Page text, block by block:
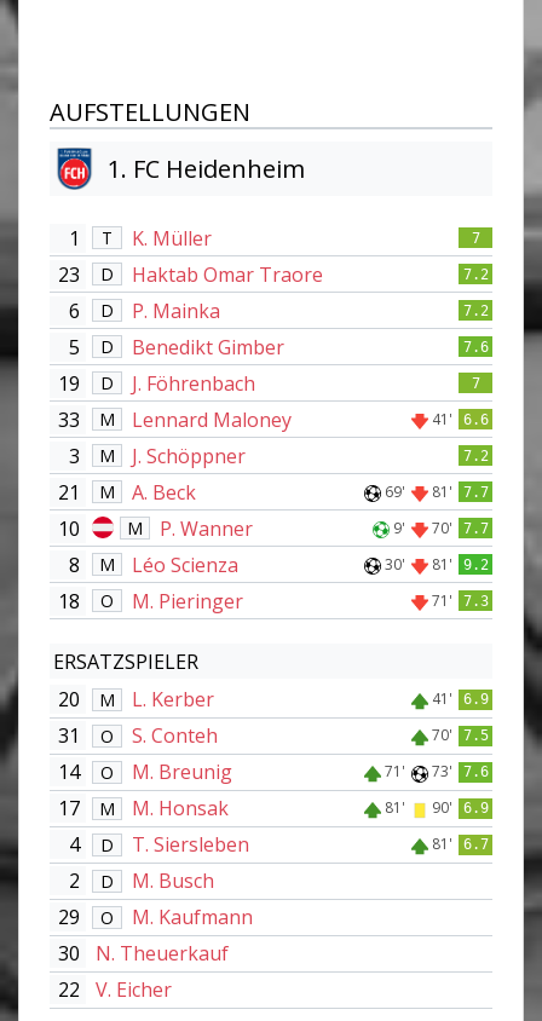
AUFSTELLUNGEN
1. FC Heidenheim
1 T K. Müller 7
23 D Haktab Omar Traore 7.2
6 D P. Mainka 7.2
5 D Benedikt Gimber 7.6
19 D J. Föhrenbach 7
33 M Lennard Maloney 41' 6.6
3 M J. Schöppner 7.2
21 M A. Beck 69' 81' 7.7
10 M P. Wanner 9' 70' 7.7
8 M Léo Scienza 30' 81' 9.2
18 O M. Pieringer 71' 7.3
ERSATZSPIELER
20
M L. Kerber 41' 6.9
31 O S. Conteh 70' 7.5
14 O M. Breunig 71' 73' 7.6
17 M M. Honsak 81' 90' 6.9
4 D T. Siersleben 81' 6.7
2 D
M. Busch
29
O
M. Kaufmann
30
N. Theuerkauf
22
V. Eicher